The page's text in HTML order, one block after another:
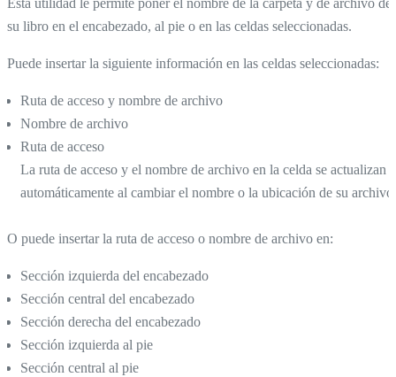
Esta utilidad le permite poner el nombre de la carpeta y de archivo de
su libro en el encabezado, al pie o en las celdas seleccionadas.
Puede insertar la siguiente información en las celdas seleccionadas:
Ruta de acceso y nombre de archivo
Nombre de archivo
Ruta de acceso
La ruta de acceso y el nombre de archivo en la celda se actualizan
automáticamente al cambiar el nombre o la ubicación de su archivo.
O puede insertar la ruta de acceso o nombre de archivo en:
Sección izquierda del encabezado
Sección central del encabezado
Sección derecha del encabezado
Sección izquierda al pie
Sección central al pie